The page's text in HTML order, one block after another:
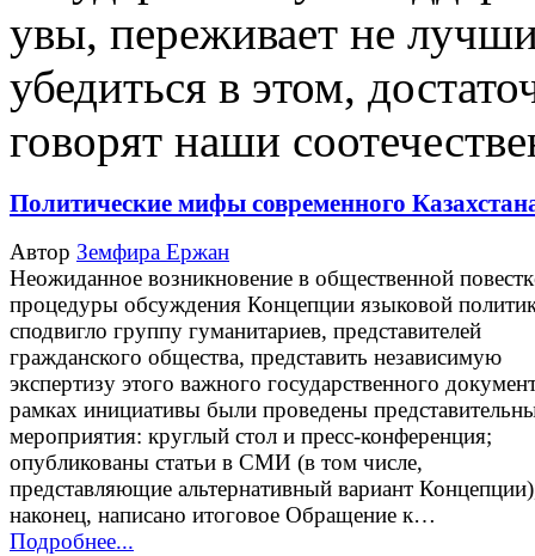
увы, переживает не
убедиться в этом,
говорят наши
Политические мифы современного
Автор Земфира Ержан
Неожиданное возникновение в общественной
процедуры обсуждения Концепции языковой
сподвигло группу гуманитариев, представителей
гражданского общества, представить независимую
экспертизу этого важного государственного
рамках инициативы были проведены
мероприятия: круглый стол и пресс-конференция;
опубликованы статьи в СМИ (в том числе,
представляющие альтернативный вариант
наконец, написано итоговое Обращение к…
Подробнее...